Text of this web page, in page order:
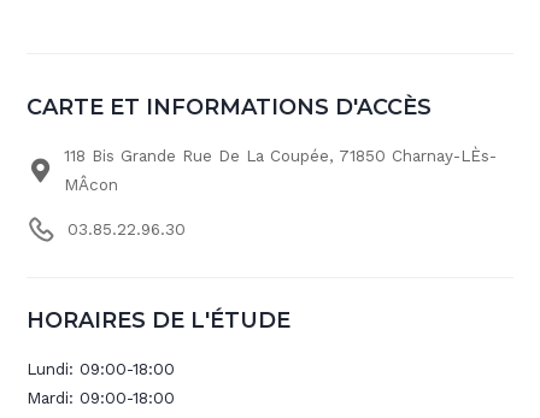
CARTE ET INFORMATIONS D'ACCÈS
118 Bis Grande Rue De La Coupée, 71850 Charnay-LÈs-
MÂcon
03.85.22.96.30
HORAIRES DE L'ÉTUDE
Lundi:09:00-18:00
Mardi:09:00-18:00